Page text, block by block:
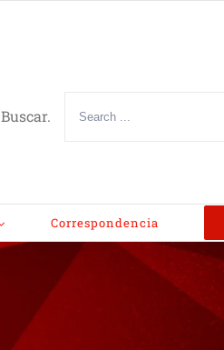
Buscar.
Correspondencia